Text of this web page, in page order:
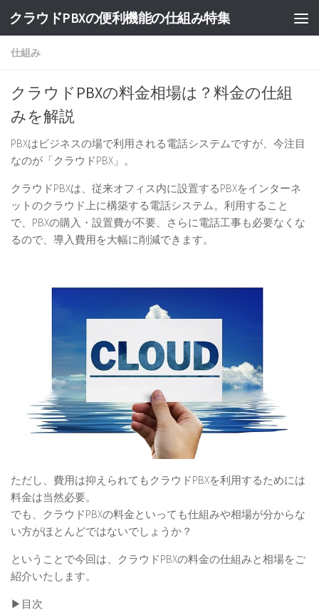
クラウドPBXの便利機能の仕組み特集
仕組み
クラウドPBXの料金相場は？料金の仕組
みを解説
PBXはビジネスの場で利用される電話システムですが、今注目
なのが「クラウドPBX」。
クラウドPBXは、従来オフィス内に設置するPBXをインターネ
ットのクラウド上に構築する電話システム。 利用すること
で、PBXの購入・設置費が不要、さらに電話工事も必要なくな
るので、導入費用を大幅に削減できます。
ただし、費用は抑えられても クラウドPBXを利用するためには
料金は当然必要。
でも、クラウドPBXの料金といっても仕組みや相場が分からな
い方がほとんどではないでしょうか？
ということで今回は、クラウドPBXの料金の仕組みと相場をご
紹介いたします。
▶︎目次